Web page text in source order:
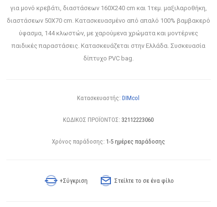
για μονό κρεβάτι, διαστάσεων 160X240 cm και 1τεμ. μαξιλαροθήκη,
διαστάσεων 50X70 cm. Κατασκευασμένο από απαλό 100% βαμβακερό
ύφασμα, 144 κλωστών, με χαρούμενα χρώματα και μοντέρνες
παιδικές παραστάσεις. Κατασκευάζεται στην Ελλάδα. Συσκευασία
δίπτυχο PVC bag.
Κατασκευαστής: DIMcol
ΚΩΔΙΚΟΣ ΠΡΟΪΟΝΤΟΣ: 32112223060
Χρόνος παράδοσης: 1-5 ημέρες παράδοσης
+Σύγκριση Στείλτε το σε ένα φίλο